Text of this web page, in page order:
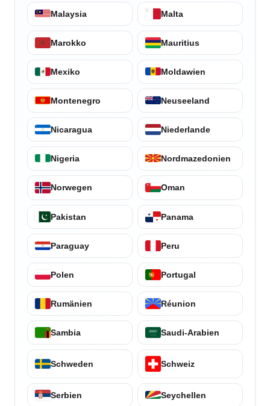
Malaysia Malta
Marokko Mauritius
Mexiko Moldawien
Montenegro Neuseeland
Nicaragua Niederlande
Nigeria Nordmazedonien
Norwegen Oman
Pakistan Panama
Paraguay Peru
Polen Portugal
Rumänien Réunion
Sambia Saudi-Arabien
Schweden Schweiz
Serbien Seychellen